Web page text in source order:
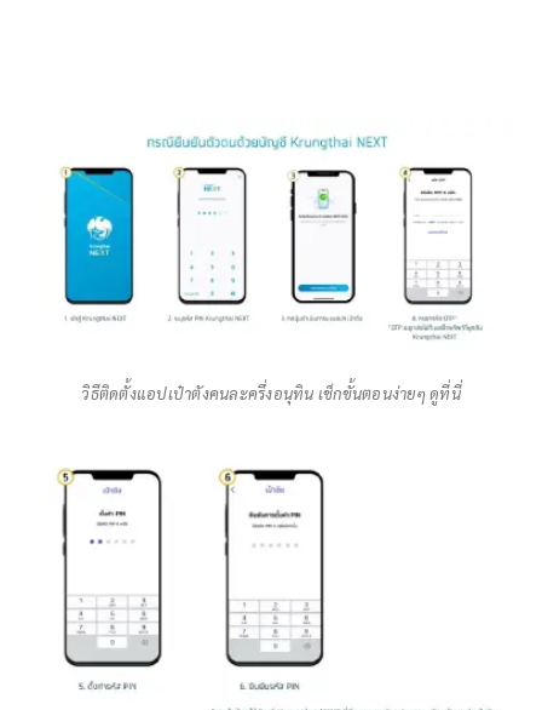
วิธีติดตั้งแอปเป๋าตังคนละครึ่งอนุทิน เช็กขั้นตอนง่ายๆ ดูที่นี่